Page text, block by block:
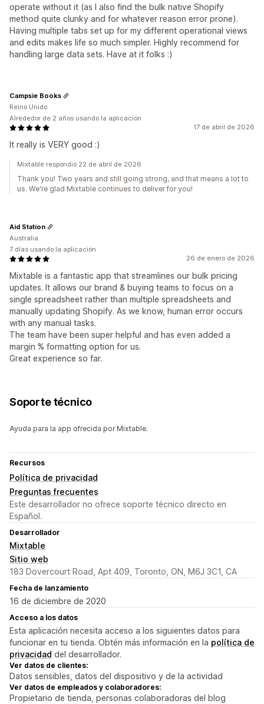
operate without it (as I also find the bulk native Shopify
method quite clunky and for whatever reason error prone).
Having multiple tabs set up for my different operational views
and edits makes life so much simpler. Highly recommend for
handling large data sets. Have at it folks :)
17 de abril de 2026
It really is VERY good :)
Campsie Books
Reino Unido
Alrededor de 2 años usando la aplicación
Mixtable respondió 22 de abril de 2026
Thank you! Two years and still going strong, and that means a lot to
us. We're glad Mixtable continues to deliver for you!
26 de enero de 2026
Mixtable is a fantastic app that streamlines our bulk pricing
updates. It allows our brand & buying teams to focus on a
single spreadsheet rather than multiple spreadsheets and
manually updating Shopify. As we know, human error occurs
with any manual tasks.
The team have been super helpful and has even added a
margin % formatting option for us.
Great experience so far.
Aid Station
Australia
7 días usando la aplicación
Soporte técnico
Ayuda para la app ofrecida por Mixtable.
Recursos
Política de privacidad
Preguntas frecuentes
Este desarrollador no ofrece soporte técnico directo en
Español.
Desarrollador
Mixtable
Sitio web
183 Dovercourt Road, Apt 409, Toronto, ON, M6J 3C1, CA
Fecha de lanzamiento
16 de diciembre de 2020
Acceso a los datos
Esta aplicación necesita acceso a los siguientes datos para
funcionar en tu tienda. Obtén más información en la política de
privacidad del desarrollador.
Ver datos de clientes:
Datos sensibles, datos del dispositivo y de la actividad
Ver datos de empleados y colaboradores:
Propietario de tienda, personas colaboradoras del blog